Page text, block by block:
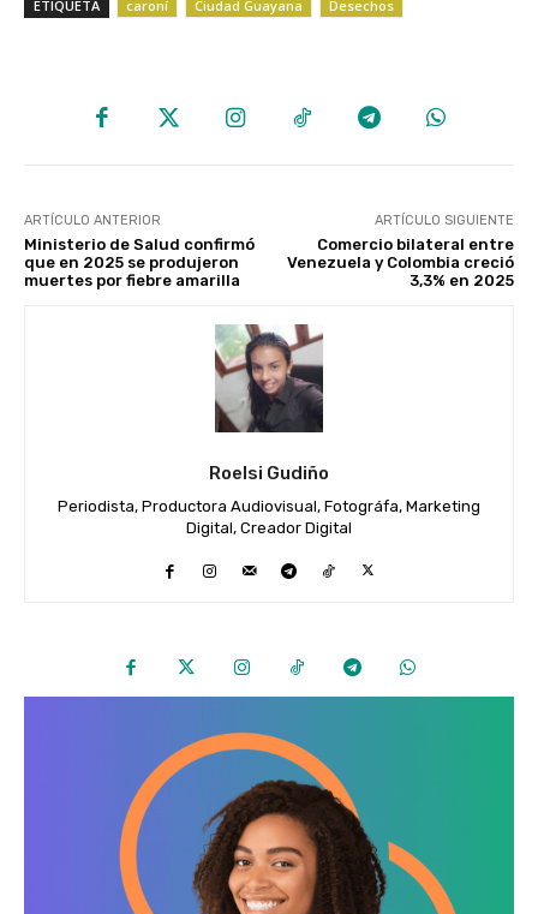
ETIQUETA caroní Ciudad Guayana Desechos
ARTÍCULO ANTERIOR
Ministerio de Salud confirmó
que en 2025 se produjeron
muertes por fiebre amarilla
ARTÍCULO SIGUIENTE
Comercio bilateral entre
Venezuela y Colombia creció
3,3% en 2025
Roelsi Gudiño
Periodista, Productora Audiovisual, Fotográfa, Marketing
Digital, Creador Digital